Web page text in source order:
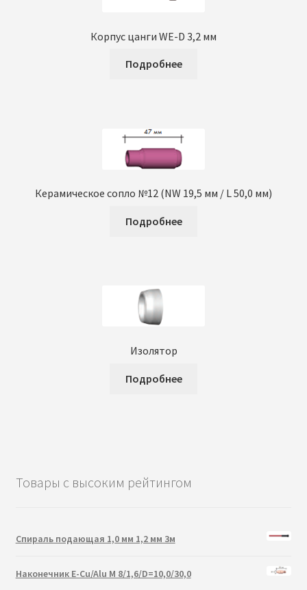
Корпус цанги WE-D 3,2 мм
Подробнее
Керамическое сопло №12 (NW 19,5 мм / L 50,0 мм)
Подробнее
Изолятор
Подробнее
Товары с высоким рейтингом
Спираль подающая 1,0 мм 1,2 мм 3м
Наконечник E-Cu/Alu M 8/1,6/D=10,0/30,0